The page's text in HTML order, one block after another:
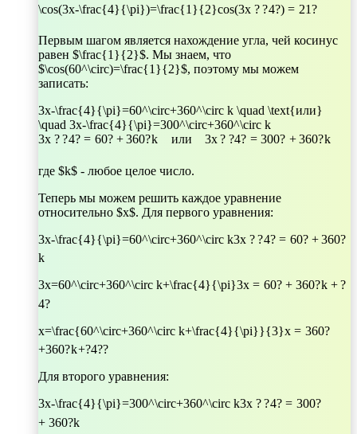
\cos(3x-\frac{4}{\pi})=\frac{1}{2}cos(3x ? ?4?) = 21?
Первым шагом является нахождение угла, чей косинус
равен $\frac{1}{2}$. Мы знаем, что
$\cos(60^\circ)=\frac{1}{2}$, поэтому мы можем
записать:
3x-\frac{4}{\pi}=60^\circ+360^\circ k \quad \text{или}
\quad 3x-\frac{4}{\pi}=300^\circ+360^\circ k
3x ? ?4? = 60? + 360?k или 3x ? ?4? = 300? + 360?k
где $k$ - любое целое число.
Теперь мы можем решить каждое уравнение
относительно $x$. Для первого уравнения:
3x-\frac{4}{\pi}=60^\circ+360^\circ k3x ? ?4? = 60? + 360?
k
3x=60^\circ+360^\circ k+\frac{4}{\pi}3x = 60? + 360?k + ?
4?
x=\frac{60^\circ+360^\circ k+\frac{4}{\pi}}{3}x = 360?
+360?k+?4??
Для второго уравнения:
3x-\frac{4}{\pi}=300^\circ+360^\circ k3x ? ?4? = 300?
+ 360?k